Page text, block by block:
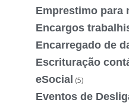
Emprestimo para
Encargos
Encarregado de
Escrituração
eSocial (5)
Eventos de